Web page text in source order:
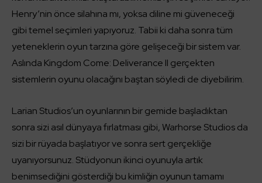
Henry’nin önce silahına mı, yoksa diline mi güveneceği
gibi temel seçimleri yapıyoruz. Tabii ki daha sonra tüm
yeteneklerin oyun tarzına göre gelişeceği bir sistem var.
Aslında Kingdom Come: Deliverance II gerçekten
sistemlerin oyunu olacağını baştan söyledi de diyebilirim.
Larian Studios’un oyunlarının bir gemide başladıktan
sonra sizi asıl dünyaya fırlatması gibi, Warhorse Studios da
sizi bir rüyada başlatıyor ve sonra sert gerçekliğe
uyanıyorsunuz. Stüdyonun ikinci oyunuyla artık
benimsediğini gösterdiği bu kimliğin oyunun tamamı